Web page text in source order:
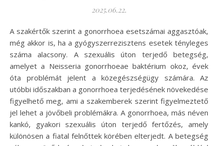
2025.06.22.
A szakértők szerint a gonorrhoea esetszámai aggasztóak,
még akkor is, ha a gyógyszerrezisztens esetek tényleges
száma alacsony. A szexuális úton terjedő betegség,
amelyet a Neisseria gonorrhoeae baktérium okoz, évek
óta problémát jelent a közegészségügy számára. Az
utóbbi időszakban a gonorrhoea terjedésének növekedése
figyelhető meg, ami a szakemberek szerint figyelmeztető
jel lehet a jövőbeli problémákra. A gonorrhoea, más néven
kankó, gyakori szexuális úton terjedő fertőzés, amely
különösen a fiatal felnőttek körében elterjedt. A betegség